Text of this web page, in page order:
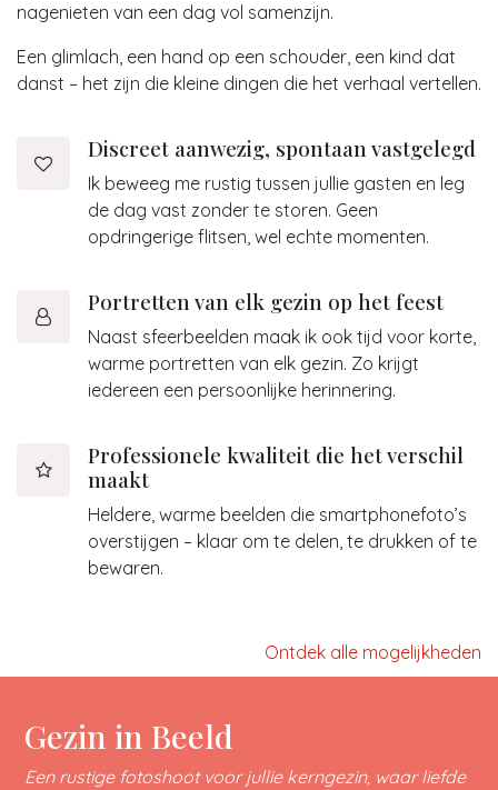
nagenieten van een dag vol samenzijn.
Een glimlach, een hand op een schouder, een kind dat
danst – het zijn die kleine dingen die het verhaal vertellen.
Discreet aanwezig, spontaan vastgelegd
Ik beweeg me rustig tussen jullie gasten en leg
de dag vast zonder te storen. Geen
opdringerige flitsen, wel echte momenten.
Portretten van elk gezin op het feest
Naast sfeerbeelden maak ik ook tijd voor korte,
warme portretten van elk gezin. Zo krijgt
iedereen een persoonlijke herinnering.
Professionele kwaliteit die het verschil
maakt
Heldere, warme beelden die smartphonefoto’s
overstijgen – klaar om te delen, te drukken of te
bewaren.
Ontdek alle mogelijkheden
Gezin in Beeld
Een rustige fotoshoot voor jullie kerngezin, waar liefde